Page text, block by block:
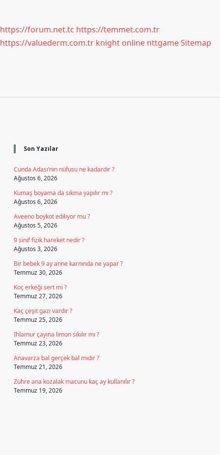
https://forum.net.tc https://temmet.com.tr
https://valuederm.com.tr knight online nttgameSitemap
Son Yazılar
Cunda Adası’nın nüfusu ne kadardır ?
Ağustos 6, 2026
Kumaş boyama da sıkma yapılır mı ?
Ağustos 6, 2026
Aveeno boykot ediliyor mu ?
Ağustos 5, 2026
9 sinif fizik hareket nedir ?
Ağustos 3, 2026
Bir bebek 9 ay anne karnında ne yapar ?
Temmuz 30, 2026
Koç erkeği sert mi ?
Temmuz 27, 2026
Kaç çeşit gazı vardır ?
Temmuz 25, 2026
Ihlamur çayına limon sıkılır mı ?
Temmuz 23, 2026
Anavarza bal gerçek bal mıdır ?
Temmuz 21, 2026
Zühre ana kozalak macunu kaç ay kullanılır ?
Temmuz 19, 2026